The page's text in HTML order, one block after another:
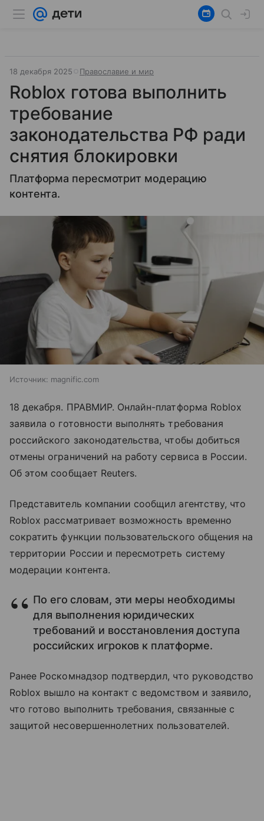
18 декабря 2025 Православие и мир
Roblox готова выполнить
требование
законодательства РФ ради
снятия блокировки
Платформа пересмотрит модерацию
контента.
Источник: magnific.com
18 декабря. ПРАВМИР. Онлайн-платформа Roblox
заявила о готовности выполнять требования
российского законодательства, чтобы добиться
отмены ограничений на работу сервиса в России.
Об этом сообщает Reuters.
Представитель компании сообщил агентству, что
Roblox рассматривает возможность временно
сократить функции пользовательского общения на
территории России и пересмотреть систему
модерации контента.
По его словам, эти меры необходимы
для выполнения юридических
требований и восстановления доступа
российских игроков к платформе.
Ранее Роскомнадзор подтвердил, что руководство
Roblox вышло на контакт с ведомством и заявило,
что готово выполнить требования, связанные с
защитой несовершеннолетних пользователей.